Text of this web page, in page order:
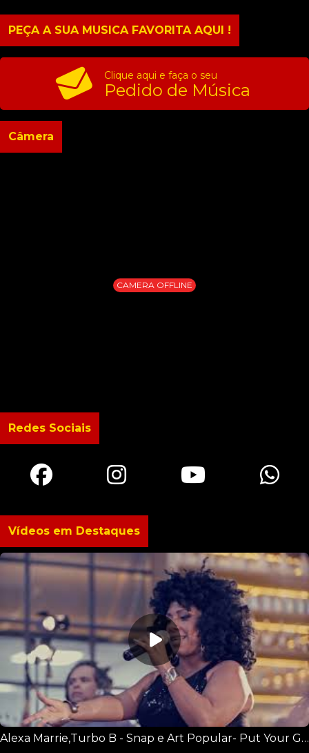
PEÇA A SUA MUSICA FAVORITA AQUI !
Clique aqui e faça o seu
Pedido de Música
Câmera
CAMERA OFFLINE
Redes Sociais
Vídeos em Destaques
Alexa Marrie,Turbo B - Snap e Art Popular- Put Your Glass Up